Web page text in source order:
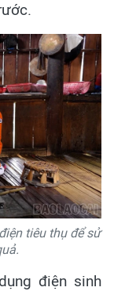
tiêu thụ để sử
điện sinh